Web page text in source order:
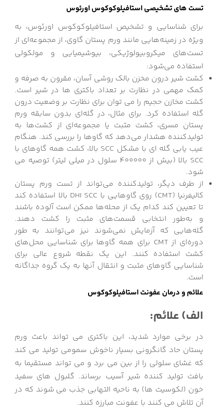
تست های تشخیصی استافیلوکوکوس اورئوس
برای شناسایی و تشخیص استافیلوکوکوس اورئوس، به
ویژه در زمینه‌هایی مانند ورم پستان گاوی، از مجموعه‌ای از
تست‌های میکروبیولوژیکی، بیوشیمیایی و مولکولی
استفاده می‌شود:
کشت شیر درون مخزن بالک روشی آسان، مقرون به صرفه و
کمک مهمی در نظارت بر تعداد باکتری ها در شیر است.
کشت مخازن حجیم را می توان برای نظارت بر وضعیت درون
گله استفاده کرد. برای مثال، در گله‌ای بدون سابقه ورم
پستان مسری، کشت مثبت یا مجموعه‌ای از کشت‌ها به
تولیدکننده هشدار می‌دهد که گاوها را بررسی کند. هنگام
عیب یابی گله ای با مشکل SCC بالا، کشت همه گاوهای با
SCC بالا (بیش از 400000 سلول در میلی لیتر) توصیه می
شود.
از طرف دیگر، تولیدکننده می‌تواند از تست ورم پستان
کالیفرنیا (CMT) روی گاوهایی با DHI SCC بالا استفاده کند
تا تعیین کند کدام یک از محله‌ها ممکن است آلوده باشند
و به‌طور انتخابی قسمت‌های مثبت را کشت دهند.
گله‌هایی که آزمایش نمی‌شوند نیز می‌توانند به طور
دوره‌ای از CMT برای همه گاوها برای شناسایی محل‌های
کشت استفاده کنند. این یک نقطه شروع عالی برای
شناسایی گاوهای مثبت و انتقال آنها به یک گروه جداگانه
است.
علائم و درمان عفونت استافیلوکوکوس
الف) علائم:
در برخی موارد شدید، این باکتری می تواند باعث ورم
پستان حاد گانگرونی بسیار ناخوش سمومی تولید می کند
که غشای سلولی را از بین می برد و می تواند مستقیما به
بافت تولید کننده شیر آسیب برساند. گلبول های سفید
خون (لکوسیت ها) به ناحیه التهابی جذب می شوند که در
آن تلاش می کنند با عفونت مبارزه کنند.